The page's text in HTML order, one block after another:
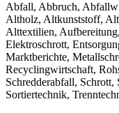
Abfall, Abbruch,
Altholz, Altkunststoff,
Alttextilien,
Elektroschrott,
Marktberichte,
Recyclingwirtschaft,
Schredderabfall, Schrott,
Sortiertechnik,